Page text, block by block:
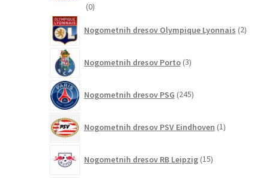
00
Nogometnih dresov Olympique Lyonnais 2izdelka
Nogometnih dresov Porto 3izdelki
Nogometnih dresov PSG 245izdelkov
Nogometnih dresov PSV Eindhoven 1izdelek
Nogometnih dresov RB Leipzig 15izdelkov